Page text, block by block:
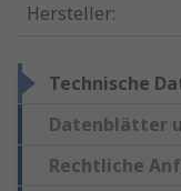
Hersteller:
Technische
Datenblätter
Rechtliche